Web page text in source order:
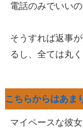
電話のみでいい
そうすれば返事
るし、全ては丸
こちらからはあま
マイペースな彼